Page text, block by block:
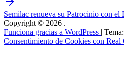
Semilac renueva su Patrocinio con el
Copyright © 2026 .
Funciona gracias a WordPress |
Consentimiento de Cookies con